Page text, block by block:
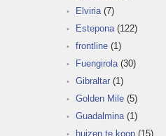
Elviria(7)
Estepona(122)
frontline (1)
Fuengirola(30)
Gibraltar (1)
Golden Mile (5)
Guadalmina(1)
huizen te koop (15)